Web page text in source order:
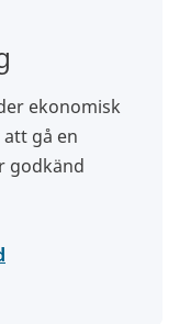
ekonomisk
gå en
godkänd